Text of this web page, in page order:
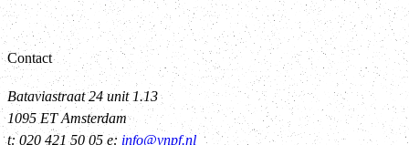
Contact
Bataviastraat 24 unit 1.13
1095 ET Amsterdam
t: 020 421 50 05 e: info@vnpf.nl